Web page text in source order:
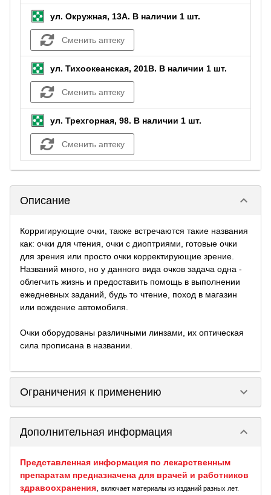
ул. Окружная, 13А. В наличии 1 шт.
Сменить аптеку
ул. Тихоокеанская, 201В. В наличии 1 шт.
Сменить аптеку
ул. Трехгорная, 98. В наличии 1 шт.
Сменить аптеку
Описание keyboard_arrow_down
Корригирующие очки, также встречаются такие названия
как: очки для чтения, очки с диоптриями, готовые очки
для зрения или просто очки корректирующие зрение.
Названий много, но у данного вида очков задача одна -
облегчить жизнь и предоставить помощь в выполнении
ежедневных заданий, будь то чтение, поход в магазин
или вождение автомобиля.
Очки оборудованы различными линзами, их оптическая
сила прописана в названии.
Ограничения к применению keyboard_arrow_down
Дополнительная информация keyboard_arrow_down
Представленная информация по лекарственным
препаратам предназначена для врачей и работников
здравоохранения
включает материалы из изданий разных лет.